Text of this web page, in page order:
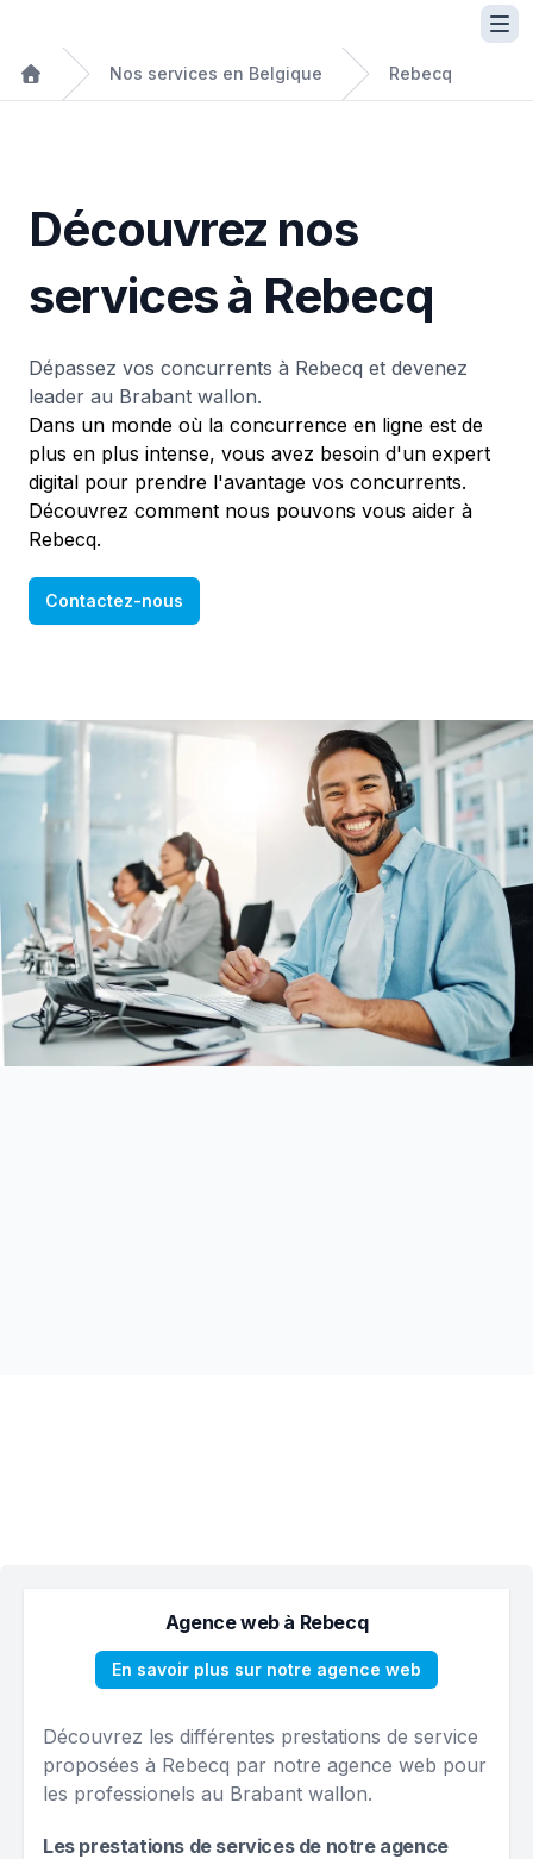
Nos services en Belgique Rebecq
Découvrez nos
services à Rebecq
Dépassez vos concurrents à Rebecq et devenez
leader au Brabant wallon.
Dans un monde où la concurrence en ligne est de
plus en plus intense, vous avez besoin d'un expert
digital pour prendre l'avantage vos concurrents.
Découvrez comment nous pouvons vous aider à
Rebecq.
Contactez-nous
Agence web à Rebecq
En savoir plus sur notre agence web
Découvrez les différentes prestations de service
proposées à Rebecq par notre agence web pour
les professionels au Brabant wallon.
Les prestations de services de notre agence